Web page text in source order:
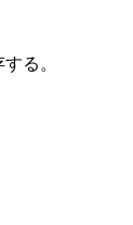
る。